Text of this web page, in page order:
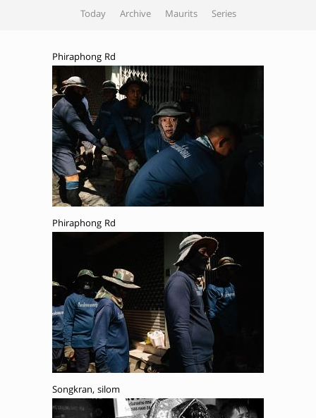
Today Archive Maurits Series
Phiraphong Rd
Phiraphong Rd
Songkran, silom